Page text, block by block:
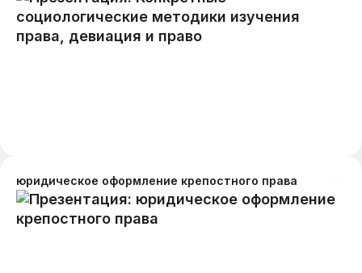
юридическое оформление крепостного права